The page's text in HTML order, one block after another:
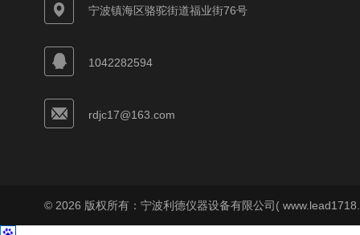
宁波镇海区骆驼街道福业街76号
1042282594
rdjc17@163.com
© 2026 版权所有：宁波利德仪器设备有限公司(